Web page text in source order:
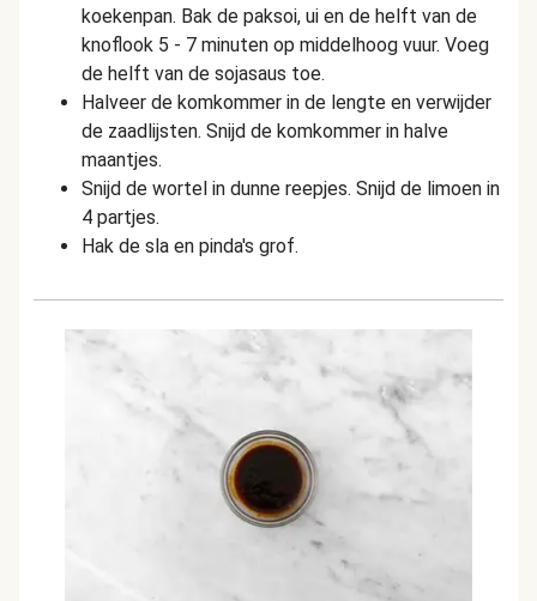
koekenpan. Bak de paksoi, ui en de helft van de
knoflook 5 - 7 minuten op middelhoog vuur. Voeg
de helft van de sojasaus toe.
Halveer de komkommer in de lengte en verwijder
de zaadlijsten. Snijd de komkommer in halve
maantjes.
Snijd de wortel in dunne reepjes. Snijd de limoen in
4 partjes.
Hak de sla en pinda's grof.